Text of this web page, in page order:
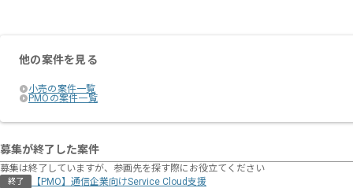
他の案件を見る
小売の案件一覧
PMOの案件一覧
募集が終了した案件
募集は終了していますが、参画先を探す際にお役立てください
終了 【PMO】通信企業向けService Cloud支援